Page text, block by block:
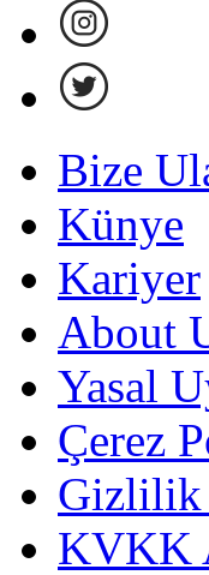
Bize
Künye
Kariyer
About
Yasal
Çerez
Gizlilik
KVKK